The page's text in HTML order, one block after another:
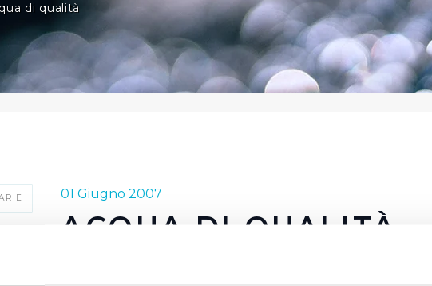
di qualità
01 Giugno 2007
ACQUA DI QUALITÀ